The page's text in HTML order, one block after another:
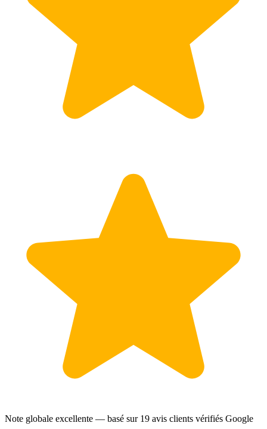
Note globale excellente — basé sur 19 avis clients vérifiés Google